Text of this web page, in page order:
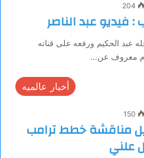
204
عبد الناصر
عبد الحكيم ورفعه على قناته
أخبار عالميه
150
مناقشة خطط ترامب
علني